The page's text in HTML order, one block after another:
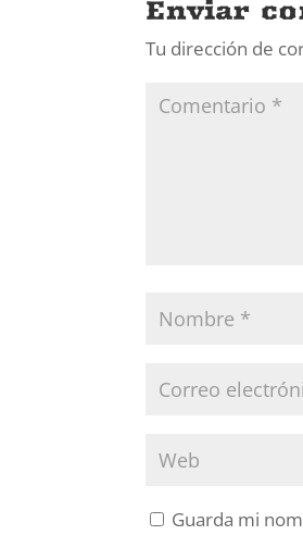
Enviar
Tu dirección de
Guarda mi